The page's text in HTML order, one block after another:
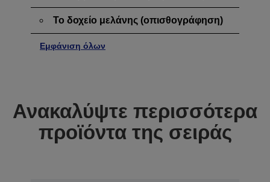
Το δοχείο μελάνης (οπισθογράφηση)
Εμφάνιση όλων
Ανακαλύψτε περισσότερα
προϊόντα της σειράς